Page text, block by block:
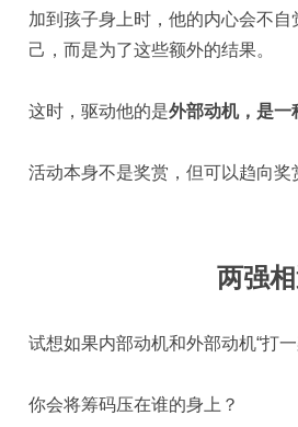
加到孩子身上时，他的内心会不
己，而是为了这些额外的结果。
这时，驱动他的是外部动机，是一
活动本身不是奖赏，但可以趋向奖
两强
试想如果内部动机和外部动机“打
你会将筹码压在谁的身上？